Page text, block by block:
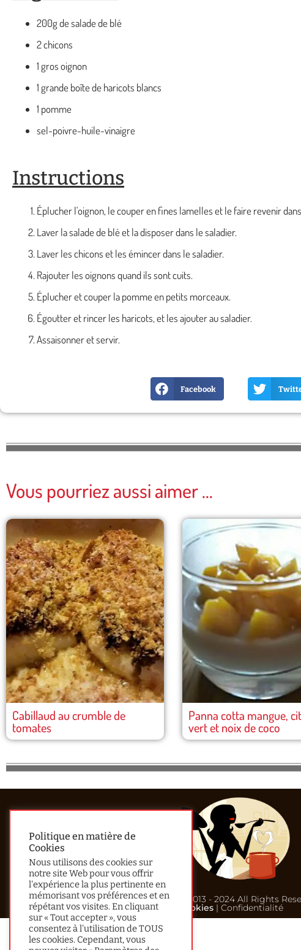
200g de salade de blé
2 chicons
1 gros oignon
1 grande boîte de haricots blancs
1 pomme
sel-poivre-huile-vinaigre
Instructions
Éplucher l'oignon, le couper en fines lamelles et le faire revenir
Laver la salade de blé et la disposer dans le saladier.
Laver les chicons et les émincer dans le saladier.
Rajouter les oignons quand ils sont cuits.
Éplucher et couper la pomme en petits morceaux.
Égoutter et rincer les haricots, et les ajouter au saladier.
Assaisonner et servir.
Facebook
Vous pourriez aussi aimer ...
Cabillaud au crumble de
tomates
Panna cotta mangue,
vert et noix de coco
© 2013 - 2024 All Rights
Cookies| Confidentialité
Politique en matière de
Cookies
Nous utilisons des cookies sur
notre site Web pour vous offrir
l'expérience la plus pertinente en
mémorisant vos préférences et en
répétant vos visites. En cliquant
sur « Tout accepter », vous
consentez à l'utilisation de TOUS
les cookies. Cependant, vous